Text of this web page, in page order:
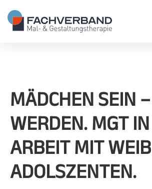
MÄDCHEN SEIN
WERDEN. MGT
ARBEIT MIT
ADOLSZENTEN.